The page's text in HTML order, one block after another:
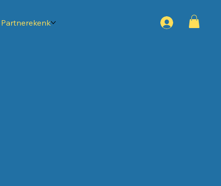
Partnerekenk